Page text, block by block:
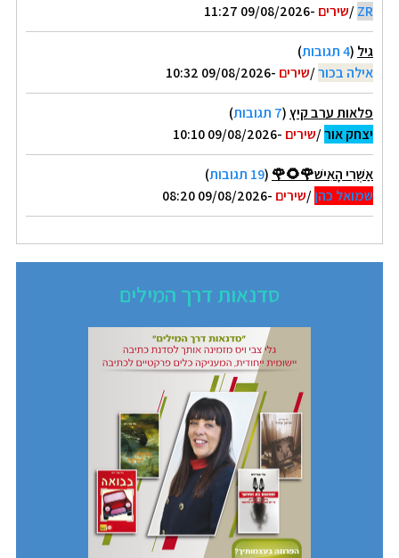
ZR
/שירים -09/08/2026 11:27
גיל (4 תגובות
)
אילה בכור/שירים -09/08/2026 10:32
פלאות ערב קיץ(7 תגובות
)
יצחק אור/שירים -09/08/2026 10:10
אַשְׁרֵי הָאִישׁ🌹🌻🌹 (19 תגובות
)
שמואל כהן/שירים -09/08/2026 08:20
סדנאות דרך המילים